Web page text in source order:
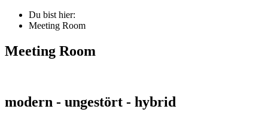
Du bist hier:
Meeting Room
Meeting Room
modern - ungestört - hybrid